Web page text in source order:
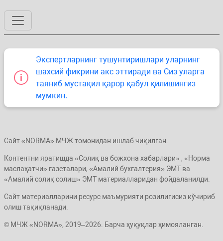
Экспертларнинг тушунтиришлари уларнинг
шахсий фикрини акс эттиради ва Сиз уларга
таяниб мустақил қарор қабул қилишингиз
мумкин.
Сайт «NORMA» МЧЖ томонидан ишлаб чиқилган.
Контентни яратишда «Солиқ ва божхона хабарлари» , «Норма
маслаҳатчи» газеталари, «Амалий бухгалтерия» ЭМТ ва
«Амалий солиқ солиш» ЭМТ материалларидан фойдаланилди.
Сайт материалларини ресурс маъмурияти розилигисиз кўчириб
олиш тақиқланади.
© МЧЖ «NORMA», 2019–2026. Барча ҳуқуқлар ҳимояланган.